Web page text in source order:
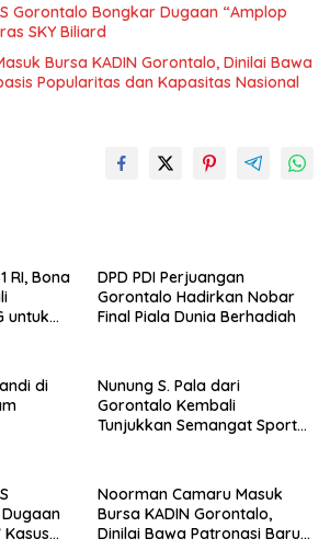
Gorontalo Bongkar Dugaan “Amplop
SKY Biliard
Bursa KADIN Gorontalo, Dinilai Bawa
Popularitas dan Kapasitas Nasional
RI, Bona
untuk
DPD PDI Perjuangan
Gorontalo Hadirkan Nobar
Final Piala Dunia Berhadiah
di
Nunung S. Pala dari
Gorontalo Kembali
Tunjukkan Semangat Sport
Kasus
Noorman Camaru Masuk
Bursa KADIN Gorontalo,
Dinilai Bawa Patronasi Baru